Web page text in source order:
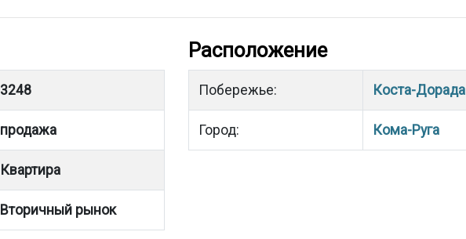
3248
продажа
Квартира
Вторичный рынок
Расположение
Побережье: Коста-Дорада
Город: Кома-Руга